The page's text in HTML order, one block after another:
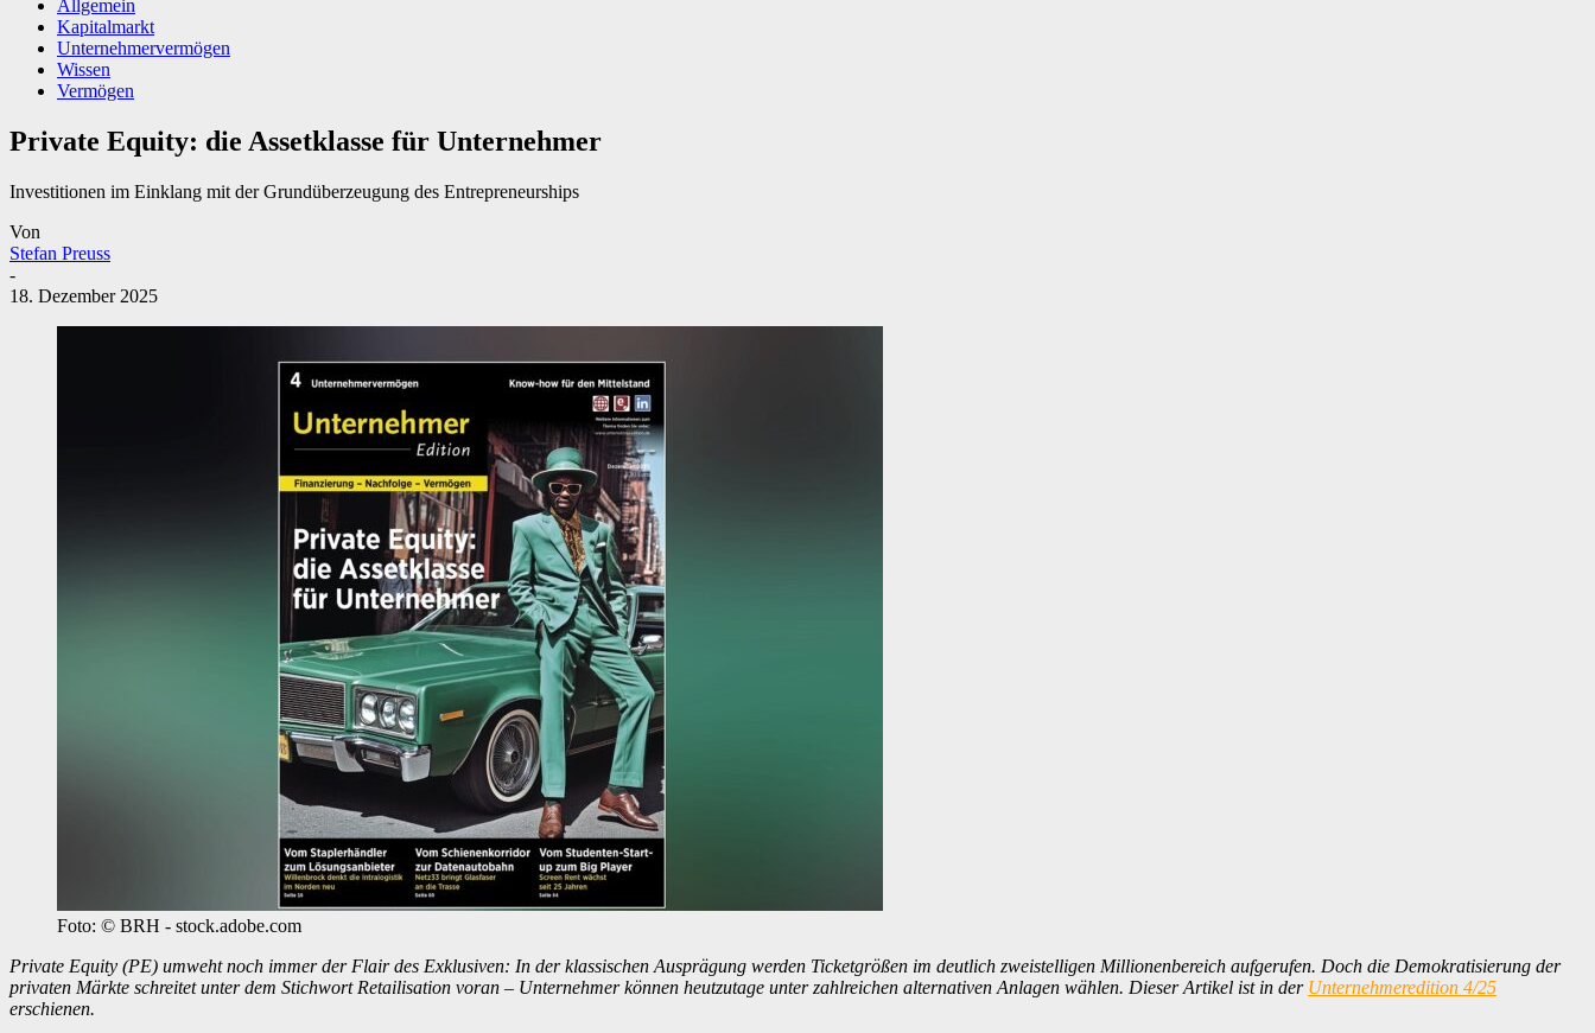
Allgemein
Kapitalmarkt
Unternehmervermögen
Wissen
Vermögen
Private Equity: die Assetklasse für Unternehmer
Investitionen im Einklang mit der Grundüberzeugung des Entrepreneurships
Von
Stefan Preuss
-
18. Dezember 2025
Foto: © BRH - stock.adobe.com
Private Equity (PE) umweht noch immer der Flair des Exklusiven: In der klassischen Ausprägung werden Ticketgrößen im deutlich zweistelligen Millionenbereich aufgerufen. Doch die Demokratisierung der
privaten Märkte schreitet unter dem Stichwort Retailisation voran – Unternehmer können heutzutage unter zahlreichen alternativen Anlagen wählen. Dieser Artikel ist in der Unternehmeredition 4/25
erschienen.